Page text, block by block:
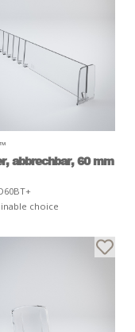
abbrechbar, 60 mm
choice